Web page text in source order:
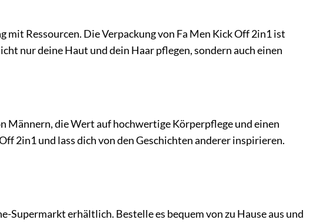
Ressourcen. Die Verpackung von Fa Men Kick Off 2in1 ist
nur deine Haut und dein Haar pflegen, sondern auch einen
Männern, die Wert auf hochwertige Körperpflege und einen
2in1 und lass dich von den Geschichten anderer inspirieren.
Supermarkt erhältlich. Bestelle es bequem von zu Hause aus und